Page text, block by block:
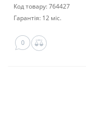
Код товару: 764427
Гарантія: 12 міс.
0